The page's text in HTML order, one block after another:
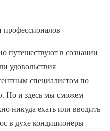
профессионалов
в сознании
удовольствия
специалистом по
Но и здесь мы сможем
никуда ехать или вводить
в духе кондиционеры